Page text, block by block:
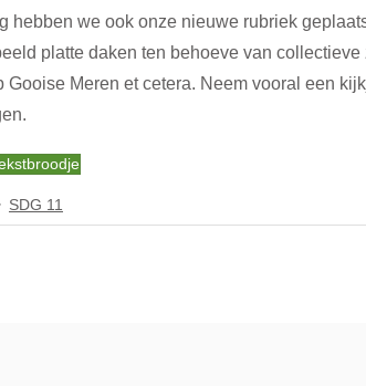
hebben we ook onze nieuwe rubriek
platte daken ten behoeve van
Gooise Meren et cetera. Neem vooral een
SDG 11